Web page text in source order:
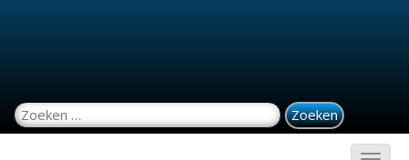
Zoeken naar: